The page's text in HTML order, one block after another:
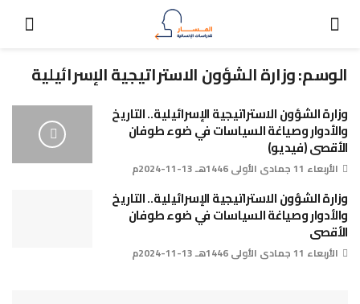
الوسم:وزارة الشؤون الاستراتيجية الإسرائيلية
وزارة الشؤون الاستراتيجية الإسرائيلية.. التاريخ
والأدوار وصياغة السياسات في ضوء طوفان
الأقصى (فيديو)
الأربعاء 11 جمادى الأولى 1446هـ 13-11-2024م
وزارة الشؤون الاستراتيجية الإسرائيلية.. التاريخ
والأدوار وصياغة السياسات في ضوء طوفان
الأقصى
الأربعاء 11 جمادى الأولى 1446هـ 13-11-2024م